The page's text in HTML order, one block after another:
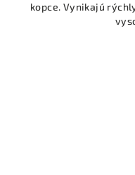
kopce. Vynikajú